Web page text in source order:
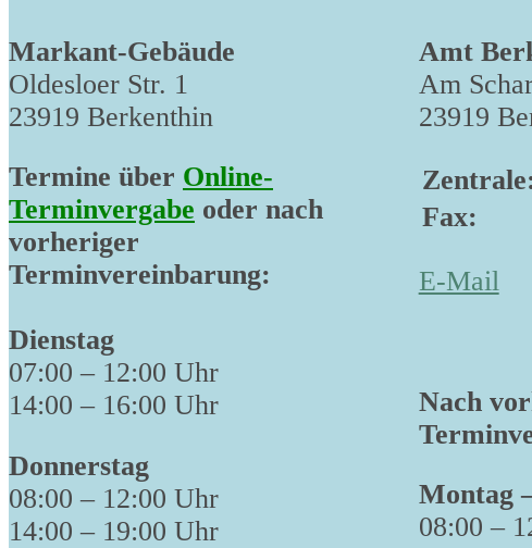
Markant-Gebäude
Oldesloer Str. 1
23919 Berkenthin
Termine über Online-
Terminvergabe oder nach
vorheriger
Terminvereinbarung:
Dienstag
07:00 – 12:00 Uhr
14:00 – 16:00 Uhr
Donnerstag
08:00 – 12:00 Uhr
14:00 – 19:00 Uhr
Amt
Am
23919
Fax:
E-Mail
Nach
Montag
08:00 –